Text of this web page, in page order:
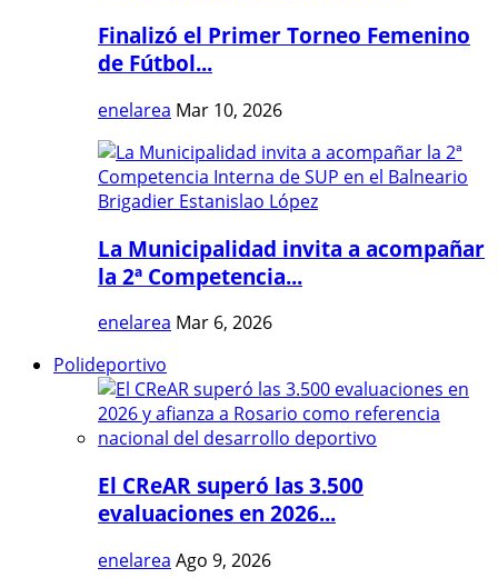
Finalizó el Primer Torneo Femenino
de Fútbol...
enelarea Mar 10, 2026
La Municipalidad invita a acompañar
la 2ª Competencia...
enelarea Mar 6, 2026
Polideportivo
El CReAR superó las 3.500
evaluaciones en 2026...
enelarea Ago 9, 2026